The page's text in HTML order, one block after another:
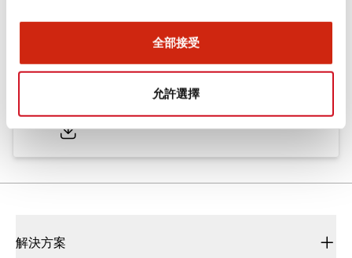
全部接受
允許選擇
型錄和宣傳手冊 CAD檔 認證與標準
ø25/30 系列 CS型 凸輪開關
解決方案